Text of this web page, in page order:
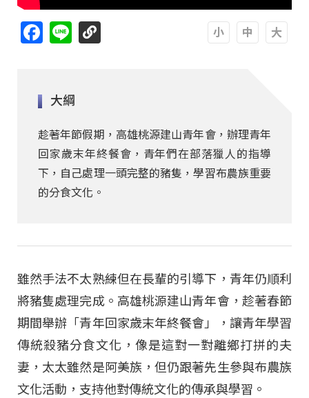
Facebook
Line
大綱
趁著年節假期，高雄桃源建山青年會，辦理青年
回家歲末年終餐會，青年們在部落獵人的指導
下，自己處理一頭完整的豬隻，學習布農族重要
的分食文化。
雖然手法不太熟練但在長輩的引導下，青年仍順利
將豬隻處理完成。高雄桃源建山青年會，趁著春節
期間舉辦「青年回家歲末年終餐會」，讓青年學習
傳統殺豬分食文化，像是這對一對離鄉打拼的夫
妻，太太雖然是阿美族，但仍跟著先生參與布農族
文化活動，支持他對傳統文化的傳承與學習。